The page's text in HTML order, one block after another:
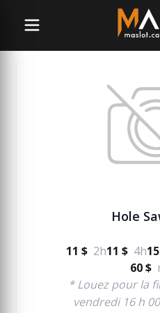
Menuiserie
Hole
11 $ 2h11 $ 4h
60 $
* Louez pour la
vendredi 16 h